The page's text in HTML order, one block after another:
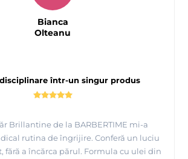
într-un singur produs
Brillantine de la BARBERTIME mi-a
rutina de îngrijire. Conferă un luciu
fără a încărca părul. Formula cu ulei din
Bianca
Olteanu